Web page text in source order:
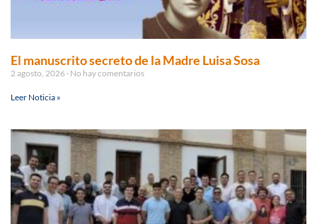
El manuscrito secreto de la Madre Luisa Sosa
2 agosto, 2026 No hay comentarios
Leer Noticia »